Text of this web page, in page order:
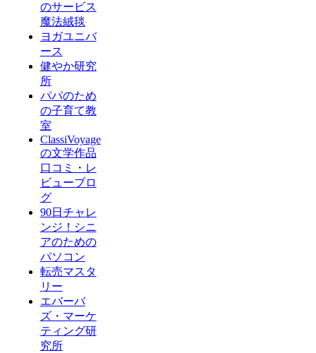
のサービス
魔法絨毯
ヨガユニバ
ース
健やか研究
所
パパのため
の子育て教
室
ClassiVoyage
の文学作品
口コミ・レ
ビューブロ
グ
90日チャレ
ンジ！シニ
アのための
パソコン
転売マスタ
リー
エバーバ
ズ・マーケ
ティング研
究所